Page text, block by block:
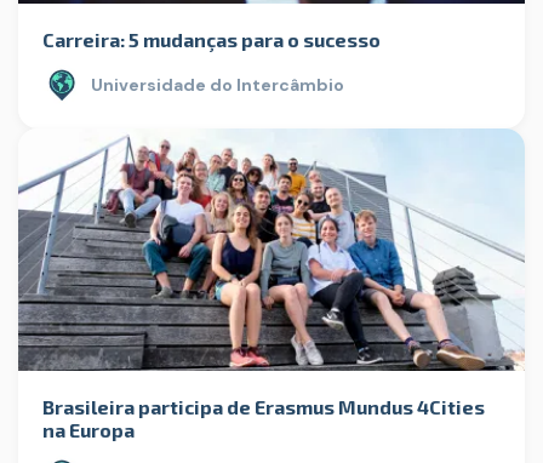
Carreira: 5 mudanças para o sucesso
Universidade do Intercâmbio
Brasileira participa de Erasmus Mundus 4Cities
na Europa